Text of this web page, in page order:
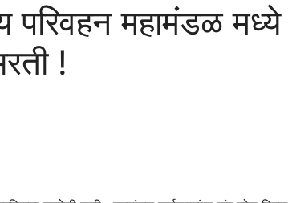
परिवहन महामंडळ मध्ये
!